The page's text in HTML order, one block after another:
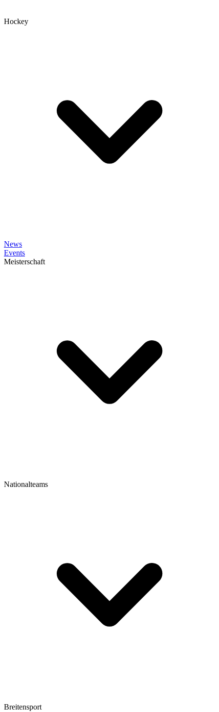
Hockey
News
Events
Meisterschaft
Nationalteams
Breitensport